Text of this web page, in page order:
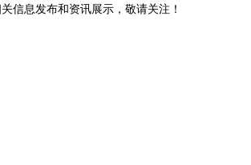
信息发布和资讯展示，敬请关注！